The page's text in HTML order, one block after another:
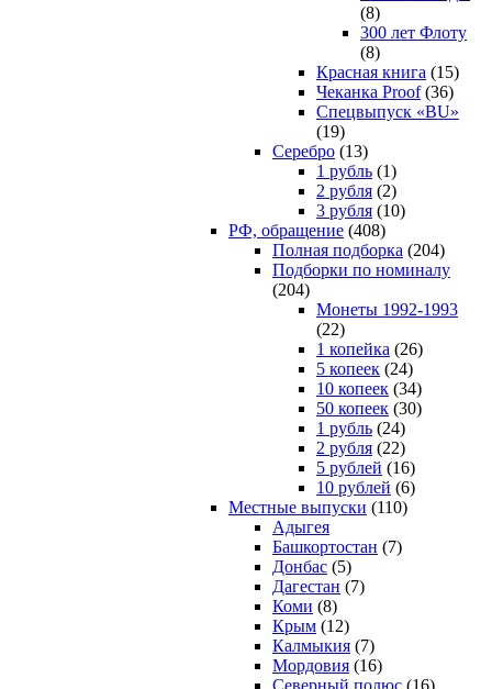
(8)
300 лет Флоту
(8)
Красная книга (15)
Чеканка Proof(36)
Спецвыпуск «BU»
(19)
Серебро (13)
1 рубль (1)
2 рубля (2)
3 рубля (10)
РФ, обращение (408)
Полная подборка (204)
Подборки по номиналу
(204)
Монеты 1992-1993
(22)
1 копейка (26)
5 копеек (24)
10 копеек (34)
50 копеек (30)
1 рубль (24)
2 рубля (22)
5 рублей (16)
10 рублей (6)
Местные выпуски (110)
Адыгея
Башкортостан (7)
Донбас (5)
Дагестан (7)
Коми (8)
Крым (12)
Калмыкия (7)
Мордовия (16)
Северный полюс (16)